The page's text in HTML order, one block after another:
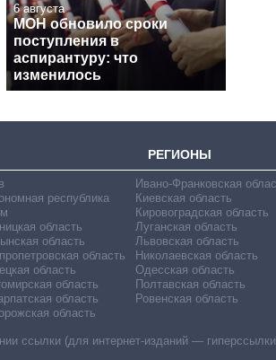
6 августа
МОН обновило сроки
поступления в
аспирантуру: что
изменилось
РЕГИОНЫ
республика
область
область
область
область
область
область
область
Ивано-Франковская
Киевская область
Кировоградская область
Луганская область
Львовская область
Николаевская область
Одесская область
Полтавская область
Ровенская область
ссылки (для интернет-изданий —